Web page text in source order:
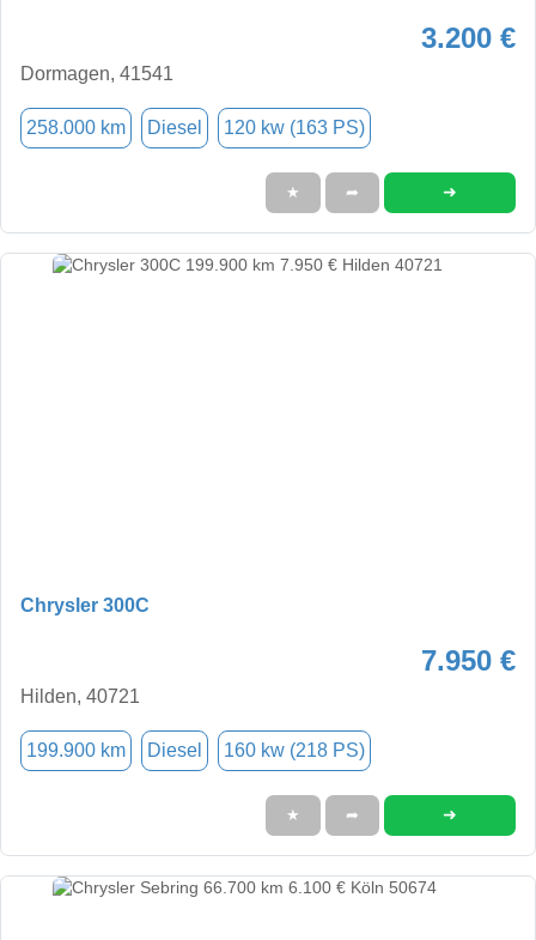
3.200 €
Dormagen, 41541
258.000 km Diesel 120 kw (163 PS)
★ ➦ ➜
Chrysler 300C
7.950 €
Hilden, 40721
199.900 km Diesel 160 kw (218 PS)
★ ➦ ➜